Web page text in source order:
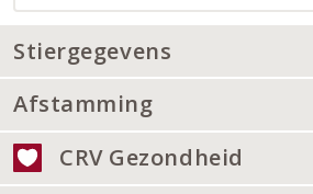
Stiergegevens
Afstamming
CRV Gezondheid